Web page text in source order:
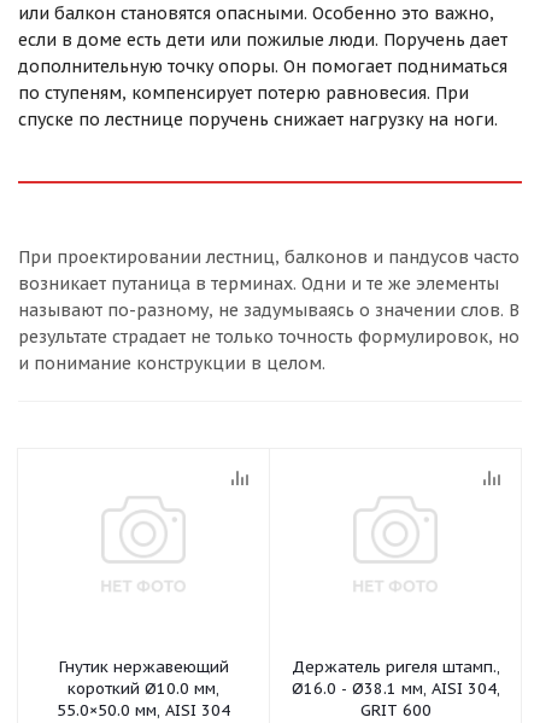
или балкон становятся опасными. Особенно это важно,
если в доме есть дети или пожилые люди. Поручень дает
дополнительную точку опоры. Он помогает подниматься
по ступеням, компенсирует потерю равновесия. При
спуске по лестнице поручень снижает нагрузку на ноги.
При проектировании лестниц, балконов и пандусов часто
возникает путаница в терминах. Одни и те же элементы
называют по-разному, не задумываясь о значении слов. В
результате страдает не только точность формулировок, но
и понимание конструкции в целом.
Гнутик нержавеющий
короткий Ø10.0 мм,
55.0×50.0 мм, AISI 304
Держатель ригеля штамп.,
Ø16.0 - Ø38.1 мм, AISI 304,
GRIT 600